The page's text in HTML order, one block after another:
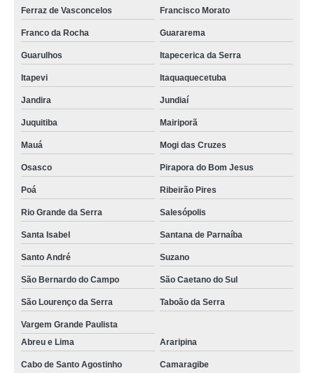
tela decorativa multiusos Sarandi
quanto custa tela decorativa sombra forte Abaetetuba
quanto custa tela de sombreamento para área de piscina Ceará
venda de tela de sombreamento para condomínio Coroatá
tela decorativa para garagem Sapé
quanto custa tela decorativa costurada Camaragibe
venda de tela de sombreamento para clubes Peixoto de Azevedo
venda de tela de sombreamento para área de piscina Paço do Lumiar
venda de tela decorativa para estacionamento Jacareí
venda de tela decorativa para estacionamento Catalão
Ferraz de Vasconcelos Francisco Morato
Franco da Rocha Guararema
Guarulhos Itapecerica da Serra
Itapevi Itaquaquecetuba
Jandira Jundiaí
Juquitiba Mairiporã
Mauá Mogi das Cruzes
Osasco Pirapora do Bom Jesus
Poá Ribeirão Pires
Rio Grande da Serra Salesópolis
Santa Isabel Santana de Parnaíba
Santo André Suzano
São Bernardo do Campo São Caetano do Sul
São Lourenço da Serra Taboão da Serra
Vargem Grande Paulista
Abreu e Lima
Araripina
Cabo de Santo Agostinho Camaragibe